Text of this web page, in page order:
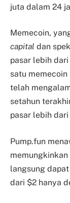
juta dalam 24
Memecoin,
capital dan
pasar lebih
satu memecoin
telah
setahun
pasar lebih dari
Pump.fun
langsung
dari $2 hanya